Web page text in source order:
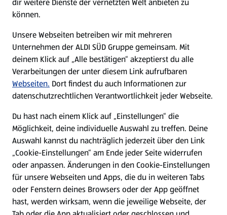
Nachhaltigkeit
Karriere
Presse
Hilfe & Kontakt
(öffnet in einem neuen Tab)
Unternehmen
Folge uns hier:
können.
Unsere Webseiten betreiben wir mit mehreren
Unternehmen der ALDI SÜD Gruppe gemeinsam. Mit
deinem Klick auf „Alle bestätigen“ akzeptierst du alle
Verarbeitungen der unter diesem Link aufrufbaren
Webseiten. Dort findest du auch Informationen zur
datenschutzrechtlichen Verantwortlichkeit jeder Webseite.
Du hast nach einem Klick auf „Einstellungen“ die
Möglichkeit, deine individuelle Auswahl zu treffen. Deine
Auswahl kannst du nachträglich jederzeit über den Link
„Cookie-Einstellungen“ am Ende jeder Seite widerrufen
oder anpassen. Änderungen in den Cookie-Einstellungen
für unsere Webseiten und Apps, die du in weiteren Tabs
oder Fenstern deines Browsers oder der App geöffnet
hast, werden wirksam, wenn die jeweilige Webseite, der